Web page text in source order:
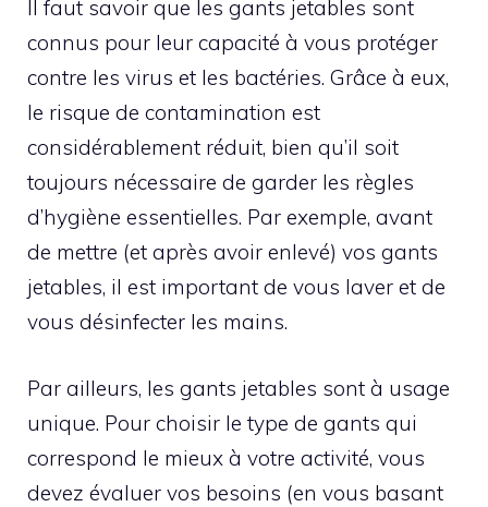
Il faut savoir que les gants jetables sont
connus pour leur capacité à vous protéger
contre les virus et les bactéries. Grâce à eux,
le risque de contamination est
considérablement réduit, bien qu’il soit
toujours nécessaire de garder les règles
d’hygiène essentielles. Par exemple, avant
de mettre (et après avoir enlevé) vos gants
jetables, il est important de vous laver et de
vous désinfecter les mains.
Par ailleurs, les gants jetables sont à usage
unique. Pour choisir le type de gants qui
correspond le mieux à votre activité, vous
devez évaluer vos besoins (en vous basant